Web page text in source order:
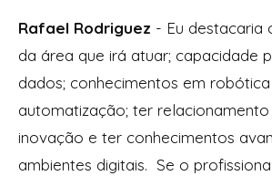
Rafael Rodriguez - Eu destacaria
da área que irá atuar; capacidade
dados; conhecimentos em
automatização; ter
inovação e ter conhecimentos
ambientes digitais. Se o